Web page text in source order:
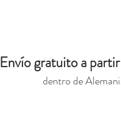
Envío gratuito a
dentro de